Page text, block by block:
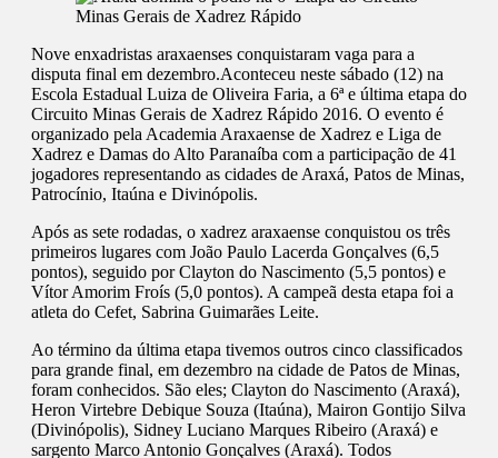
Nove enxadristas araxaenses conquistaram vaga para a
disputa final em dezembro.Aconteceu neste sábado (12) na
Escola Estadual Luiza de Oliveira Faria, a 6ª e última etapa do
Circuito Minas Gerais de Xadrez Rápido 2016. O evento é
organizado pela Academia Araxaense de Xadrez e Liga de
Xadrez e Damas do Alto Paranaíba com a participação de 41
jogadores representando as cidades de Araxá, Patos de Minas,
Patrocínio, Itaúna e Divinópolis.
Após as sete rodadas, o xadrez araxaense conquistou os três
primeiros lugares com João Paulo Lacerda Gonçalves (6,5
pontos), seguido por Clayton do Nascimento (5,5 pontos) e
Vítor Amorim Froís (5,0 pontos). A campeã desta etapa foi a
atleta do Cefet, Sabrina Guimarães Leite.
Ao término da última etapa tivemos outros cinco classificados
para grande final, em dezembro na cidade de Patos de Minas,
foram conhecidos. São eles; Clayton do Nascimento (Araxá),
Heron Virtebre Debique Souza (Itaúna), Mairon Gontijo Silva
(Divinópolis), Sidney Luciano Marques Ribeiro (Araxá) e
sargento Marco Antonio Gonçalves (Araxá). Todos